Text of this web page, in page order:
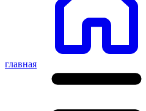
главная